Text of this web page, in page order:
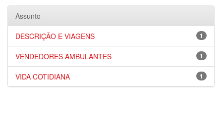
Assunto
1
DESCRIÇÃO E VIAGENS
1
VENDEDORES AMBULANTES
1
VIDA COTIDIANA